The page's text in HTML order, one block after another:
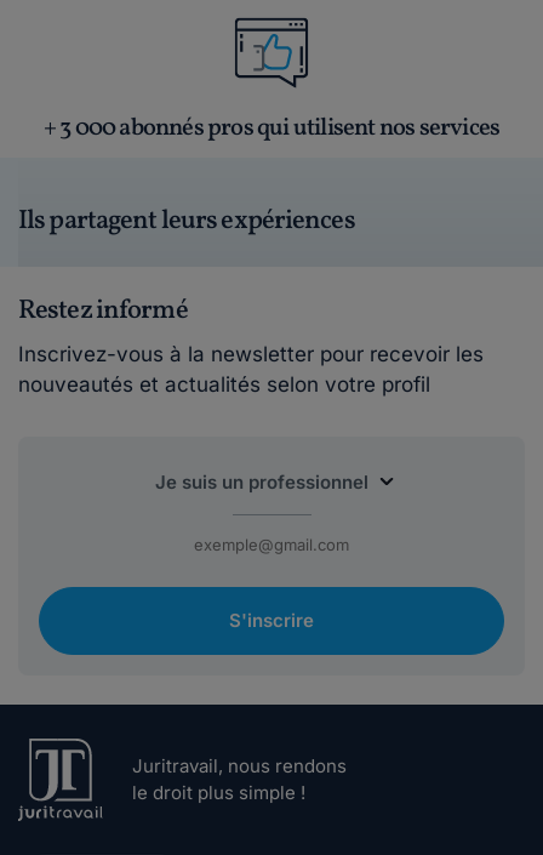
+ 3 000 abonnés pros qui utilisent nos services
Ils partagent leurs expériences
Restez informé
Inscrivez-vous à la newsletter pour recevoir les
nouveautés et actualités selon votre profil
S'inscrire
Juritravail, nous rendons
le droit plus simple !